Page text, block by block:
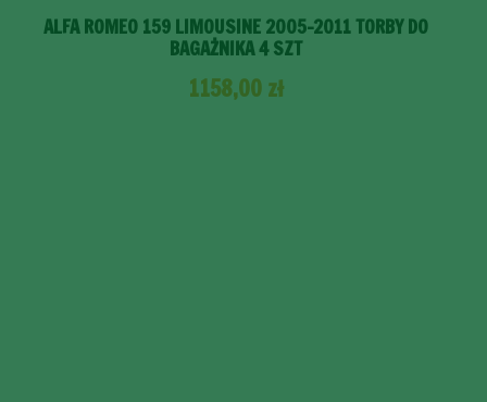
ALFA ROMEO 159 LIMOUSINE 2005-2011 TORBY DO
BAGAŻNIKA 4 SZT
1158,00 zł